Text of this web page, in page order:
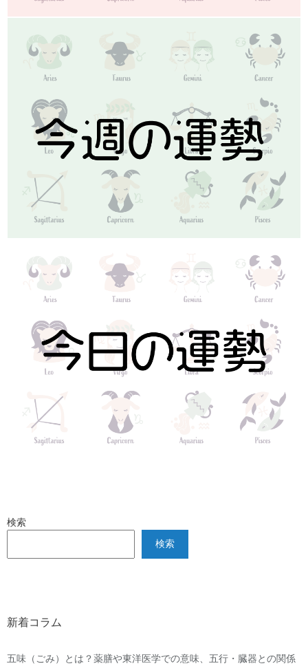
検索
検索
新着コラム
五味（ごみ）とは？薬膳や東洋医学での意味、五行・臓器との関係